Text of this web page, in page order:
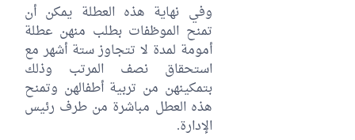
وفي نهاية هذه العطلة يمكن أن
تمنح الموظفات بطلب منهن عطلة
أمومة لمدة لا تتجاوز ستة أشهر مع
استحقاق نصف المرتب وذلك
بتمكينهن من تربية أطفالهن وتمنح
هذه العطل مباشرة من طرف رئيس
الإدارة.